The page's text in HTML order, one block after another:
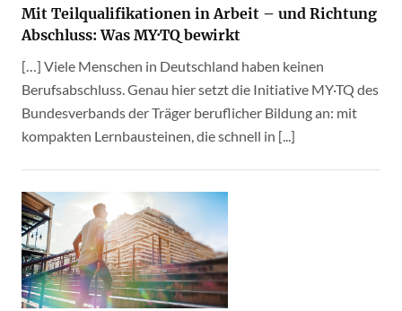
Mit Teilqualifikationen in Arbeit – und Richtung
Abschluss: Was MY·TQ bewirkt
[…] Viele Menschen in Deutschland haben keinen
Berufsabschluss. Genau hier setzt die Initiative MY·TQ des
Bundesverbands der Träger beruflicher Bildung an: mit
kompakten Lernbausteinen, die schnell in [...]